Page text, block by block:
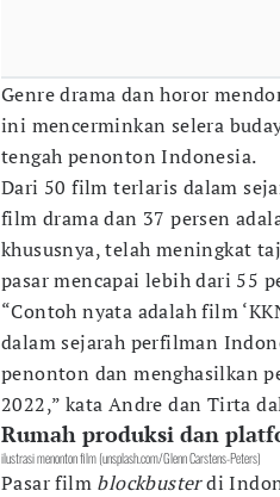
Genre drama dan horor
ini mencerminkan selera
tengah penonton Indonesia.
Dari 50 film terlaris dalam
film drama dan 37 persen
khususnya, telah meningkat
pasar mencapai lebih dari 55
“Contoh nyata adalah film
dalam sejarah perfilman
penonton dan menghasilkan
2022​​,” kata Andre dan Tirta
Rumah produksi dan
ilustrasi menonton film (unsplash.com/Glenn Carstens-Peters)
Pasar film blockbusterdi